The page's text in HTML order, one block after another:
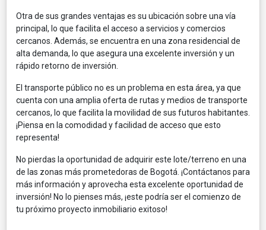
Otra de sus grandes ventajas es su ubicación sobre una vía
principal, lo que facilita el acceso a servicios y comercios
cercanos. Además, se encuentra en una zona residencial de
alta demanda, lo que asegura una excelente inversión y un
rápido retorno de inversión.
El transporte público no es un problema en esta área, ya que
cuenta con una amplia oferta de rutas y medios de transporte
cercanos, lo que facilita la movilidad de sus futuros habitantes.
¡Piensa en la comodidad y facilidad de acceso que esto
representa!
No pierdas la oportunidad de adquirir este lote/terreno en una
de las zonas más prometedoras de Bogotá. ¡Contáctanos para
más información y aprovecha esta excelente oportunidad de
inversión! No lo pienses más, ¡este podría ser el comienzo de
tu próximo proyecto inmobiliario exitoso!